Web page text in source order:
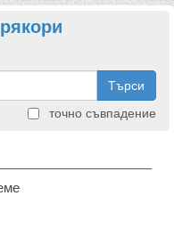
Търси
точно съвпадение